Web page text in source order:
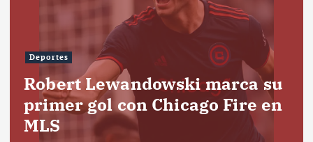
Deportes
Robert Lewandowski marca su
primer gol con Chicago Fire en
MLS